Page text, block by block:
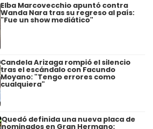
Elba Marcovecchio apuntó contra
Wanda Nara tras su regreso al país:
"Fue un show mediático"
Candela Arizaga rompió el silencio
tras el escándalo con Facundo
Moyano: "Tengo errores como
cualquiera"
Quedó definida una nueva placa de
nominados en Gran Hermano: